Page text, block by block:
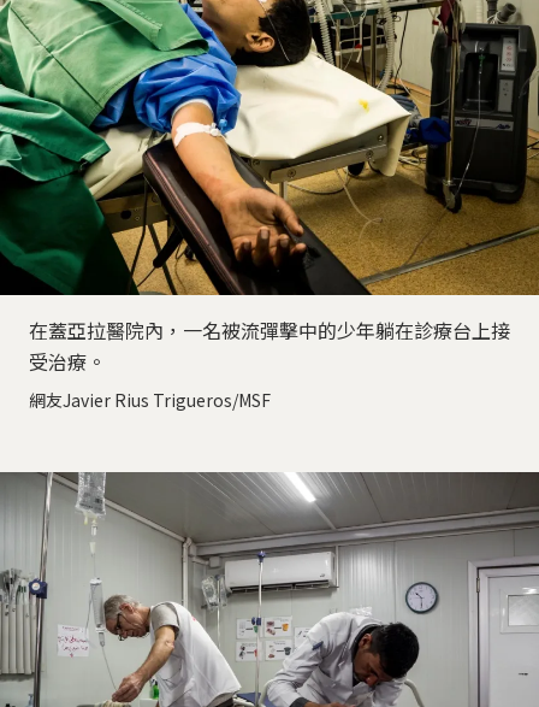
在蓋亞拉醫院內，一名被流彈擊中的少年躺在診療台上接
受治療。
網友Javier Rius Trigueros/MSF